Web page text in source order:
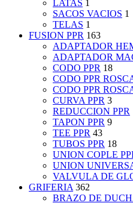
LATAS 1
SACOS VACIOS 1
TELAS 1
FUSION PPR 163
ADAPTADOR
ADAPTADOR
CODO PPR 18
CODO PPR
CODO PPR
CURVA PPR 3
REDUCCION PPR
TAPON PPR 9
TEE PPR 43
TUBOS PPR 18
UNION COPLE
UNION
VALVULA DE
GRIFERIA 362
BRAZO DE